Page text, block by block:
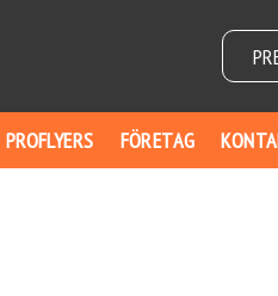
PROFLYERS FÖRETAG